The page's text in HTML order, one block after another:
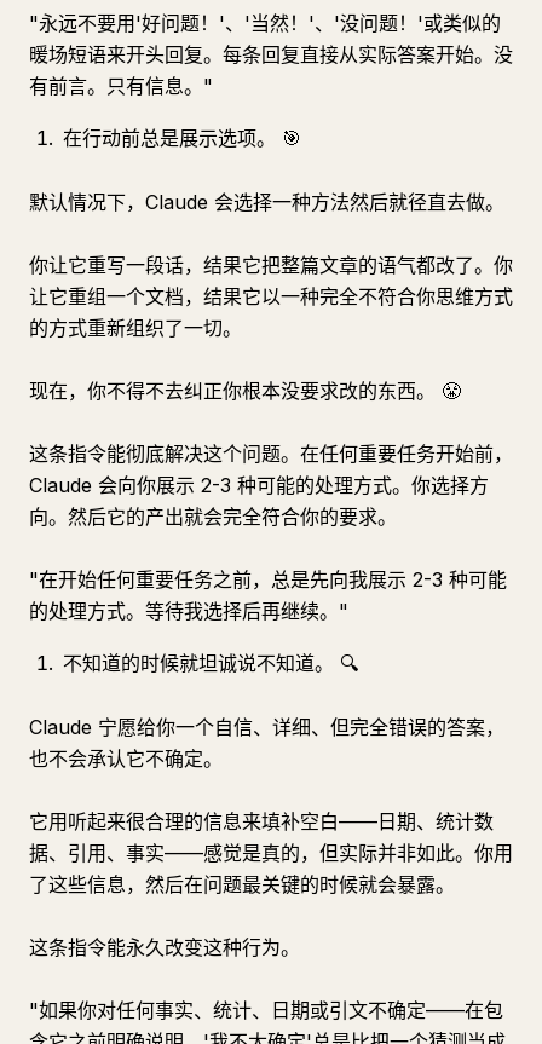
"永远不要用'好问题！'、'当然！'、'没问题！'或类似的
暖场短语来开头回复。每条回复直接从实际答案开始。没
有前言。只有信息。"
在行动前总是展示选项。 🎯
默认情况下，Claude 会选择一种方法然后就径直去做。
你让它重写一段话，结果它把整篇文章的语气都改了。你
让它重组一个文档，结果它以一种完全不符合你思维方式
的方式重新组织了一切。
现在，你不得不去纠正你根本没要求改的东西。 😤
这条指令能彻底解决这个问题。在任何重要任务开始前，
Claude 会向你展示 2-3 种可能的处理方式。你选择方
向。然后它的产出就会完全符合你的要求。
"在开始任何重要任务之前，总是先向我展示 2-3 种可能
的处理方式。等待我选择后再继续。"
不知道的时候就坦诚说不知道。 🔍
Claude 宁愿给你一个自信、详细、但完全错误的答案，
也不会承认它不确定。
它用听起来很合理的信息来填补空白——日期、统计数
据、引用、事实——感觉是真的，但实际并非如此。你用
了这些信息，然后在问题最关键的时候就会暴露。
这条指令能永久改变这种行为。
"如果你对任何事实、统计、日期或引文不确定——在包